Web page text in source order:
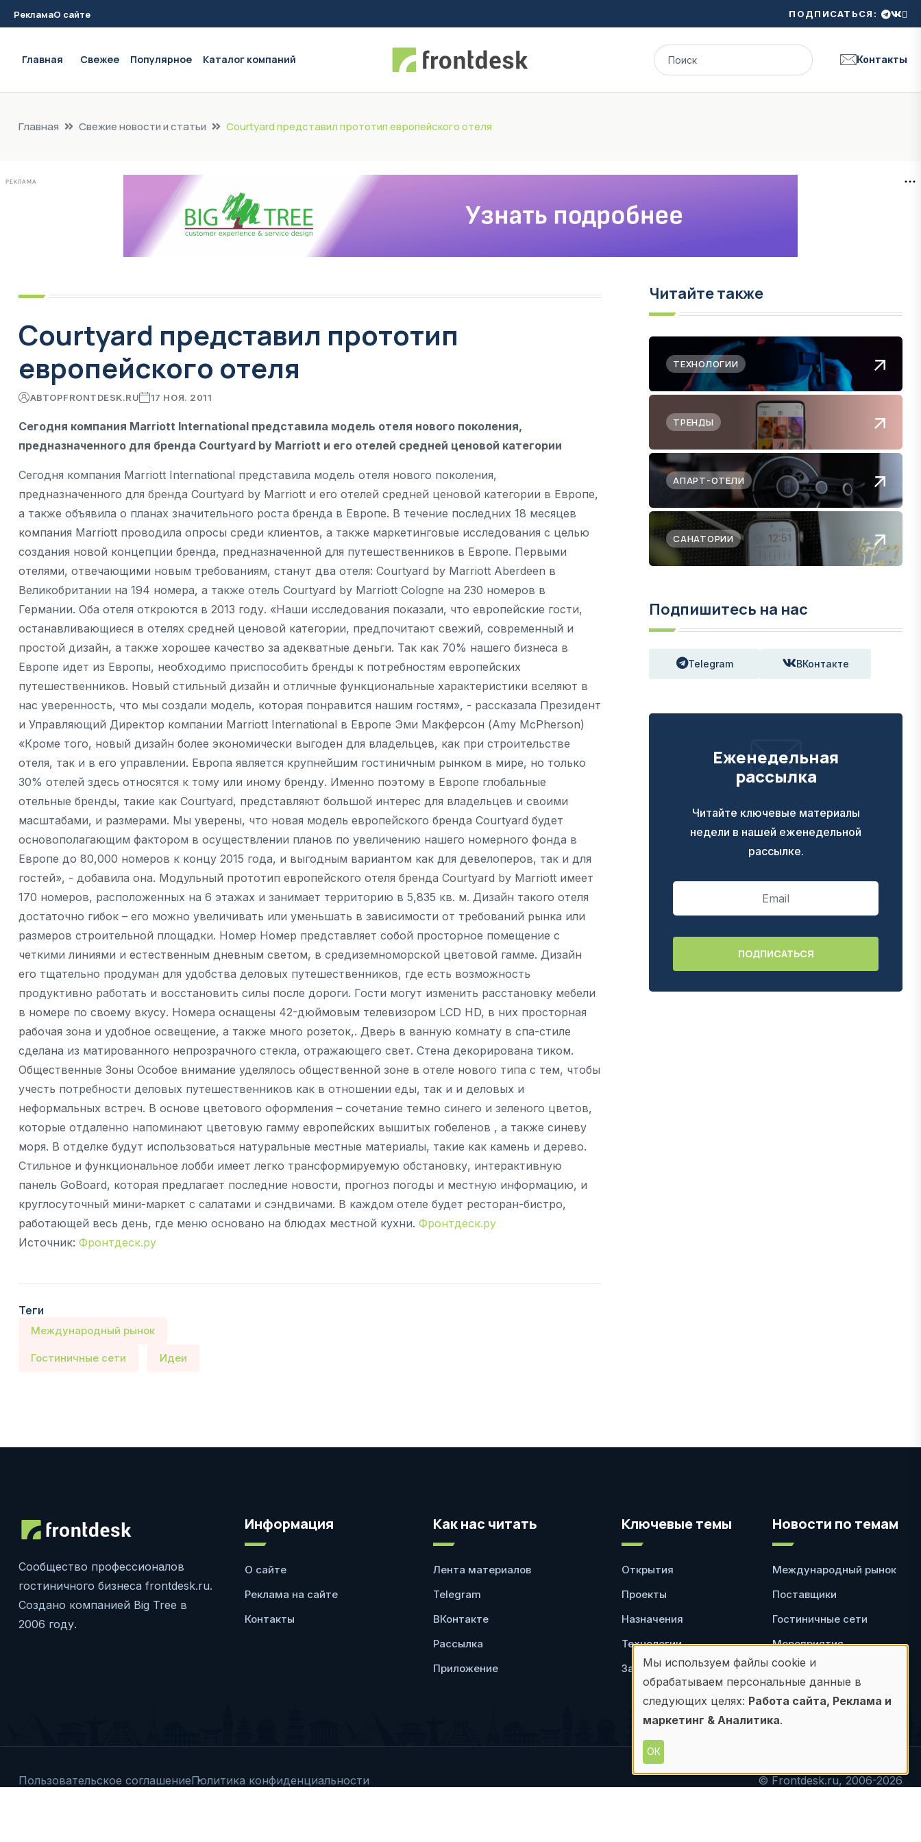
РекламаО сайте ПОДПИСАТЬСЯ:
Главная Свежее Популярное Каталог компаний Контакты
Главная Свежие новости и статьи Courtyard представил прототип европейского отеля
РЕКЛАМА
Courtyard представил прототип
европейского отеля
АВТОРFRONTDESK.RU 17 НОЯ. 2011
Сегодня компания Marriott International представила модель отеля нового поколения,
предназначенного для бренда Courtyard by Marriott и его отелей средней ценовой категории
Сегодня компания Marriott International представила модель отеля нового поколения,
предназначенного для бренда Courtyard by Marriott и его отелей средней ценовой категории в Европе,
а также объявила о планах значительного роста бренда в Европе. В течение последних 18 месяцев
компания Marriott проводила опросы среди клиентов, а также маркетинговые исследования с целью
создания новой концепции бренда, предназначенной для путешественников в Европе. Первыми
отелями, отвечающими новым требованиям, станут два отеля: Courtyard by Marriott Aberdeen в
Великобритании на 194 номера, а также отель Courtyard by Marriott Cologne на 230 номеров в
Германии. Оба отеля откроются в 2013 году. «Наши исследования показали, что европейские гости,
останавливающиеся в отелях средней ценовой категории, предпочитают свежий, современный и
простой дизайн, а также хорошее качество за адекватные деньги. Так как 70% нашего бизнеса в
Европе идет из Европы, необходимо приспособить бренды к потребностям европейских
путешественников. Новый стильный дизайн и отличные функциональные характеристики вселяют в
нас уверенность, что мы создали модель, которая понравится нашим гостям», - рассказала Президент
и Управляющий Директор компании Marriott International в Европе Эми Макферсон (Amy McPherson)
«Кроме того, новый дизайн более экономически выгоден для владельцев, как при строительстве
отеля, так и в его управлении. Европа является крупнейшим гостиничным рынком в мире, но только
30% отелей здесь относятся к тому или иному бренду. Именно поэтому в Европе глобальные
отельные бренды, такие как Courtyard, представляют большой интерес для владельцев и своими
масштабами, и размерами. Мы уверены, что новая модель европейского бренда Courtyard будет
основополагающим фактором в осуществлении планов по увеличению нашего номерного фонда в
Европе до 80,000 номеров к концу 2015 года, и выгодным вариантом как для девелоперов, так и для
гостей», - добавила она. Модульный прототип европейского отеля бренда Courtyard by Marriott имеет
170 номеров, расположенных на 6 этажах и занимает территорию в 5,835 кв. м. Дизайн такого отеля
достаточно гибок – его можно увеличивать или уменьшать в зависимости от требований рынка или
размеров строительной площадки. Номер Номер представляет собой просторное помещение с
четкими линиями и естественным дневным светом, в средиземноморской цветовой гамме. Дизайн
его тщательно продуман для удобства деловых путешественников, где есть возможность
продуктивно работать и восстановить силы после дороги. Гости могут изменить расстановку мебели
в номере по своему вкусу. Номера оснащены 42-дюймовым телевизором LCD HD, в них просторная
рабочая зона и удобное освещение, а также много розеток,. Дверь в ванную комнату в спа-стиле
сделана из матированного непрозрачного стекла, отражающего свет. Стена декорирована тиком.
Общественные Зоны Особое внимание уделялось общественной зоне в отеле нового типа с тем, чтобы
учесть потребности деловых путешественников как в отношении еды, так и и деловых и
неформальных встреч. В основе цветового оформления – сочетание темно синего и зеленого цветов,
которые отдаленно напоминают цветовую гамму европейских вышитых гобеленов , а также синеву
моря. В отделке будут использоваться натуральные местные материалы, такие как камень и дерево.
Стильное и функциональное лобби имеет легко трансформируемую обстановку, интерактивную
панель GoBoard, которая предлагает последние новости, прогноз погоды и местную информацию, и
круглосуточный мини-маркет с салатами и сэндвичами. В каждом отеле будет ресторан-бистро,
работающей весь день, где меню основано на блюдах местной кухни. Фронтдеск.ру
Источник: Фронтдеск.ру
Теги
Международный рынок
Гостиничные сети Идеи
Читайте также
ТЕХНОЛОГИИ
ТРЕНДЫ
АПАРТ-ОТЕЛИ
САНАТОРИИ
Подпишитесь на нас
Telegram ВКонтакте
Еженедельная
рассылка
Читайте ключевые материалы
недели в нашей еженедельной
рассылке.
Сообщество профессионалов
гостиничного бизнеса frontdesk.ru.
Создано компанией Big Tree в
2006 году.
Информация
О сайте
Реклама на сайте
Контакты
Как нас читать
Лента материалов
Telegram
ВКонтакте
Рассылка
Приложение
Ключевые темы
Открытия
Проекты
Назначения
Технологии
Законодательство
Новости по темам
Международный рынок
Поставщики
Гостиничные сети
Мероприятия
Ресторан
Пользовательское соглашениеПолитика конфиденциальности
© Frontdesk.ru, 2006-2026
Использование
персональных
данных
и
файлов
Мы используем файлы cookie и
обрабатываем персональные данные в
следующих целях: Работа сайта, Реклама и
маркетинг & Аналитика.
ОК